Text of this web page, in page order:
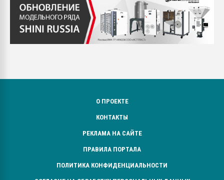
О ПРОЕКТЕ
КОНТАКТЫ
РЕКЛАМА НА САЙТЕ
ПРАВИЛА ПОРТАЛА
ПОЛИТИКА КОНФИДЕНЦИАЛЬНОСТИ